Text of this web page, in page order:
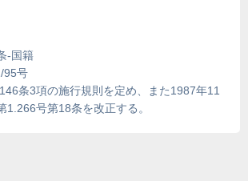
-国籍
95号
条3項の施行規則を定め、また1987年11
1.266号第18条を改正する。